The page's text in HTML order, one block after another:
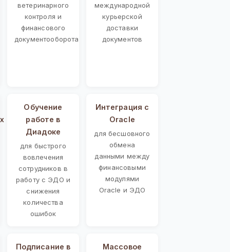
ветеринарного
контроля и
финансового
документооборота
международной
курьерской
доставки
документов
Обучение
работе в
Диадоке
для быстрого
вовлечения
сотрудников в
работу с ЭДО и
снижения
количества
ошибок
Интеграция с
Oracle
для бесшовного
обмена
данными между
финансовыми
модулями
Oracle и ЭДО
Подписание в
Массовое